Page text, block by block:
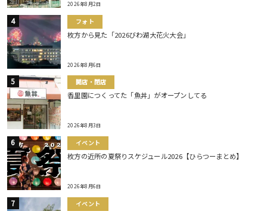
2026年8月2日
フォト
枚方から見た「2026びわ湖大花火大会」
2026年8月6日
開店・閉店
香里園につくってた「魚丼」がオープンしてる
2026年8月3日
イベント
枚方の近所の夏祭りスケジュール2026【ひらつーまとめ】
2026年8月6日
イベント